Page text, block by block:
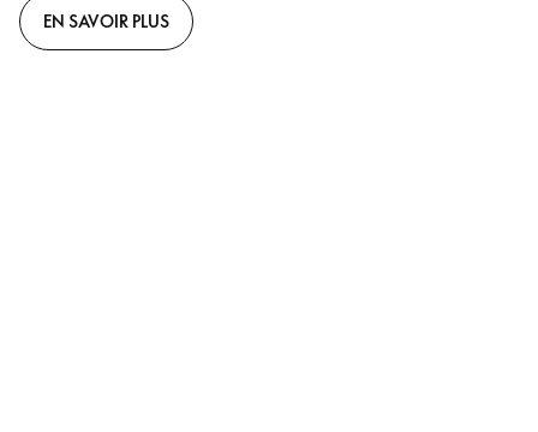
EN SAVOIR PLUS